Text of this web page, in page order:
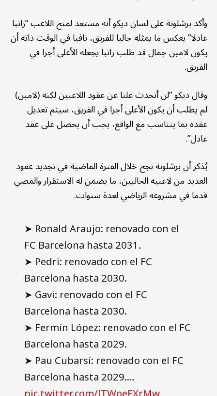
وأكد برشلونة على لسان ديكو أنه مستعد لمنح اللاعب “راتبا
عادلا” يعكس ما يمثله حاليا للفريق، نافيا في الوقت ذاته أن
يكون لامين جمال قد طلب راتبا يجعله الأعلى أجرا في
الفريق.
وقال ديكو “لن أتحدث علنا عن عقود اللاعبين لكنه (لامين)
لم يطلب أن يكون الأعلى أجرا في الفريق، سيتم تعديل
عقده بما يتناسب مع الواقع، يجب أن يحصل على عقد
عادل”.
يُذكر أن برشلونة نجح خلال الفترة الماضية في تجديد عقود
العديد من لاعبيه الحاليين، ما يضمن له الاستقرار والمضي
قدما في مشروعه الرياضي لعدة سنوات.
➤ Ronald Araujo: renovado con el
FC Barcelona hasta 2031.
➤ Pedri: renovado con el FC
Barcelona hasta 2030.
➤ Gavi: renovado con el FC
Barcelona hasta 2030.
➤ Fermín López: renovado con el FC
Barcelona hasta 2029.
➤ Pau Cubarsí: renovado con el FC
Barcelona hasta 2029.…